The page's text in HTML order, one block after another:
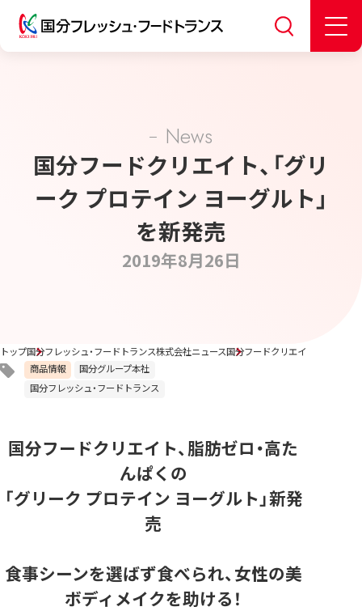
News
国分フードクリエイト、「グリ
ーク プロテイン ヨーグルト」
を新発売
2019年8月26日
トップ国分フレッシュ・フードトランス株式会社ニュース国分フードクリエイト、「グリー
商品情報
国分グループ本社
国分フレッシュ・フードトランス
国分フードクリエイト、脂肪ゼロ・高た
んぱくの
「グリーク プロテイン ヨーグルト」新発
売
食事シーンを選ばず食べられ、女性の美
ボディメイクを助ける！